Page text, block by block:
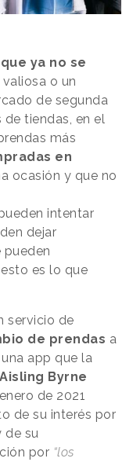
ya no se
o un
de segunda
tiendas, en el
más
en
ocasión y que no
intentar
dejar
pueden
es lo que
servicio de
de prendas a
app que la
Aisling Byrne
de 2021
de su interés por
de su
por “los